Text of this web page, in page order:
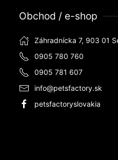
Obchod / e-shop
Záhradnícka 7, 903 01
0905 780 760
0905 781 607
info@petsfactory.sk
petsfactoryslovakia